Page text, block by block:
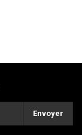
Envoyer